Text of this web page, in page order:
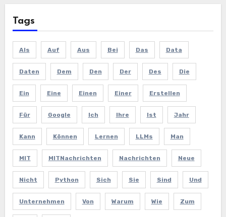
Tags
Als Auf Aus Bei Das Data
Daten Dem Den Der Des Die
Ein Eine Einen Einer Erstellen
Für Google Ich Ihre Ist Jahr
Kann Können Lernen LLMs Man
MIT MITNachrichten Nachrichten Neue
Nicht Python Sich Sie Sind Und
Unternehmen Von Warum Wie Zum